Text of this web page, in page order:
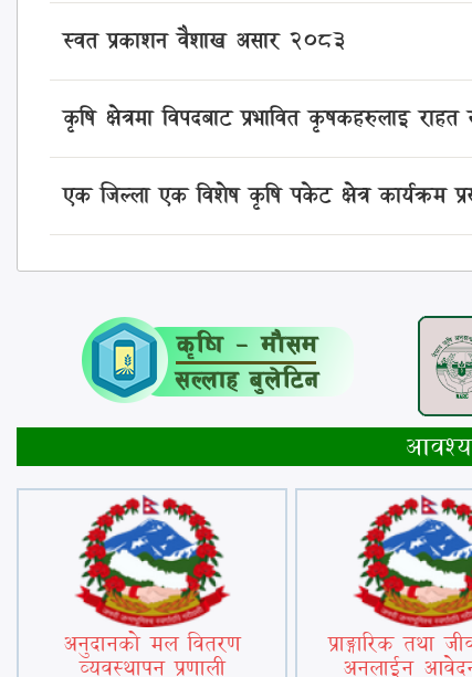
स्वत प्रकाशन वैशाख असार २०८३
कृषि क्षेत्रमा विपदबाट प्रभावित कृषकहरुलाइ
एक जिल्ला एक विशेष कृषि पकेट क्षेत्र कार्यक्रम
अनुदानको मल वितरण
व्यवस्थापन प्रणाली
प्राङ्गारिक तथा
अनलाईन